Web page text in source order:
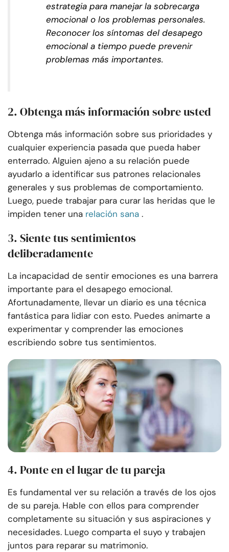
estrategia para manejar la sobrecarga
emocional o los problemas personales.
Reconocer los síntomas del desapego
emocional a tiempo puede prevenir
problemas más importantes.
2. Obtenga más información sobre usted
Obtenga más información sobre sus prioridades y
cualquier experiencia pasada que pueda haber
enterrado. Alguien ajeno a su relación puede
ayudarlo a identificar sus patrones relacionales
generales y sus problemas de comportamiento.
Luego, puede trabajar para curar las heridas que le
impiden tener una relación sana .
3. Siente tus sentimientos
deliberadamente
La incapacidad de sentir emociones es una barrera
importante para el desapego emocional.
Afortunadamente, llevar un diario es una técnica
fantástica para lidiar con esto. Puedes animarte a
experimentar y comprender las emociones
escribiendo sobre tus sentimientos.
4. Ponte en el lugar de tu pareja
Es fundamental ver su relación a través de los ojos
de su pareja. Hable con ellos para comprender
completamente su situación y sus aspiraciones y
necesidades. Luego comparta el suyo y trabajen
juntos para reparar su matrimonio.